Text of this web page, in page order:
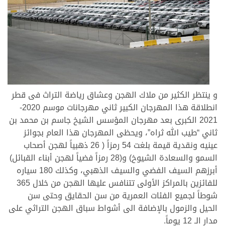
و ينتظر الكثير من ملاك الهجن وعشاق رياضة التراث فى قطر
انطلاقة هذا المهرجان الكبير ثاني مهرجانات موسم 2020-
2021 الكبرى بعد مهرجان المؤسس الشيخ جاسم بن محمد بن
ثاني “طيب الله ثراه”، ويحظى المهرجان هذا العام بجوائز
عينيه ونقدية قيمة بلغت 54 رمزاً ( 26 ذهبياً لهجن أصحاب
السمو والسعادة الشيوخ) و(28 رمزاً فضياً لهجن أبناء القبائل)
أبرزهم السيف الفضي والسيف الذهبي، وكذلك 180 سياره
للفائزين بالمراكز الأولى تتنافس عليها الهجن من خلال 365
شوطاً لجميع الفئات العمرية من سن الحقايق وحتى سن
الحيل والزمول بالإضافة الى أشواط سباق الهجن التراثي على
مدار الـ 12 يوماً.